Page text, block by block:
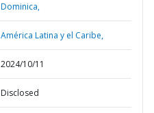
Dominica,
América Latina y el Caribe,
2024/10/11
Disclosed